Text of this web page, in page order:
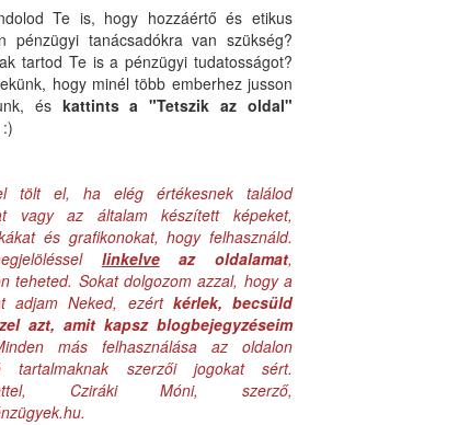
Te is, hogy hozzáértő és etikus
pénzügyi tanácsadókra van szükség?
tartod Te is a pénzügyi tudatosságot?
hogy minél több emberhez jusson
és kattints a "Tetszik az oldal"
:)
tölt el, ha elég értékesnek találod
vagy az általam készített képeket,
és grafikonokat, hogy felhasználd.
linkelveaz oldalamat,
teheted. Sokat dolgozom azzal, hogy a
adjam Neked, ezért kérlek, becsüld
azt, amit kapsz blogbejegyzéseim
más felhasználása az oldalon
tartalmaknak szerzői jogokat sért.
Cziráki Móni, szerző,